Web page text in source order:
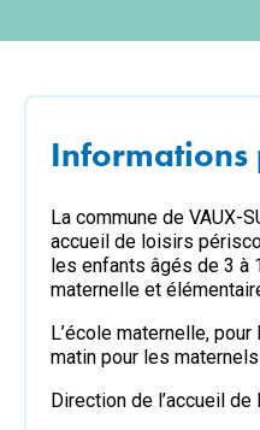
Informations
La commune de VAUX-
accueil de loisirs
les enfants âgés de 3 à
maternelle et
L’école maternelle,
matin pour les
Direction de l’accueil